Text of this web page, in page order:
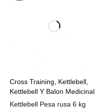
Cross Training, Kettlebell,
Kettlebell Y Balon Medicinal
Kettlebell Pesa rusa 6 kg